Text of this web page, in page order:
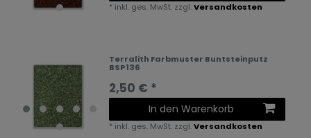
* inkl. ges. MwSt. zzgl.Versandkosten
Terralith Farbmuster Buntsteinputz
BSP136
2,50 € *
In den Warenkorb
* inkl. ges. MwSt. zzgl.Versandkosten